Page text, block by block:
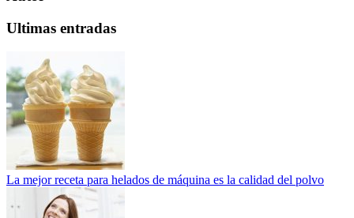
Ultimas entradas
La mejor receta para helados de máquina es la calidad del polvo